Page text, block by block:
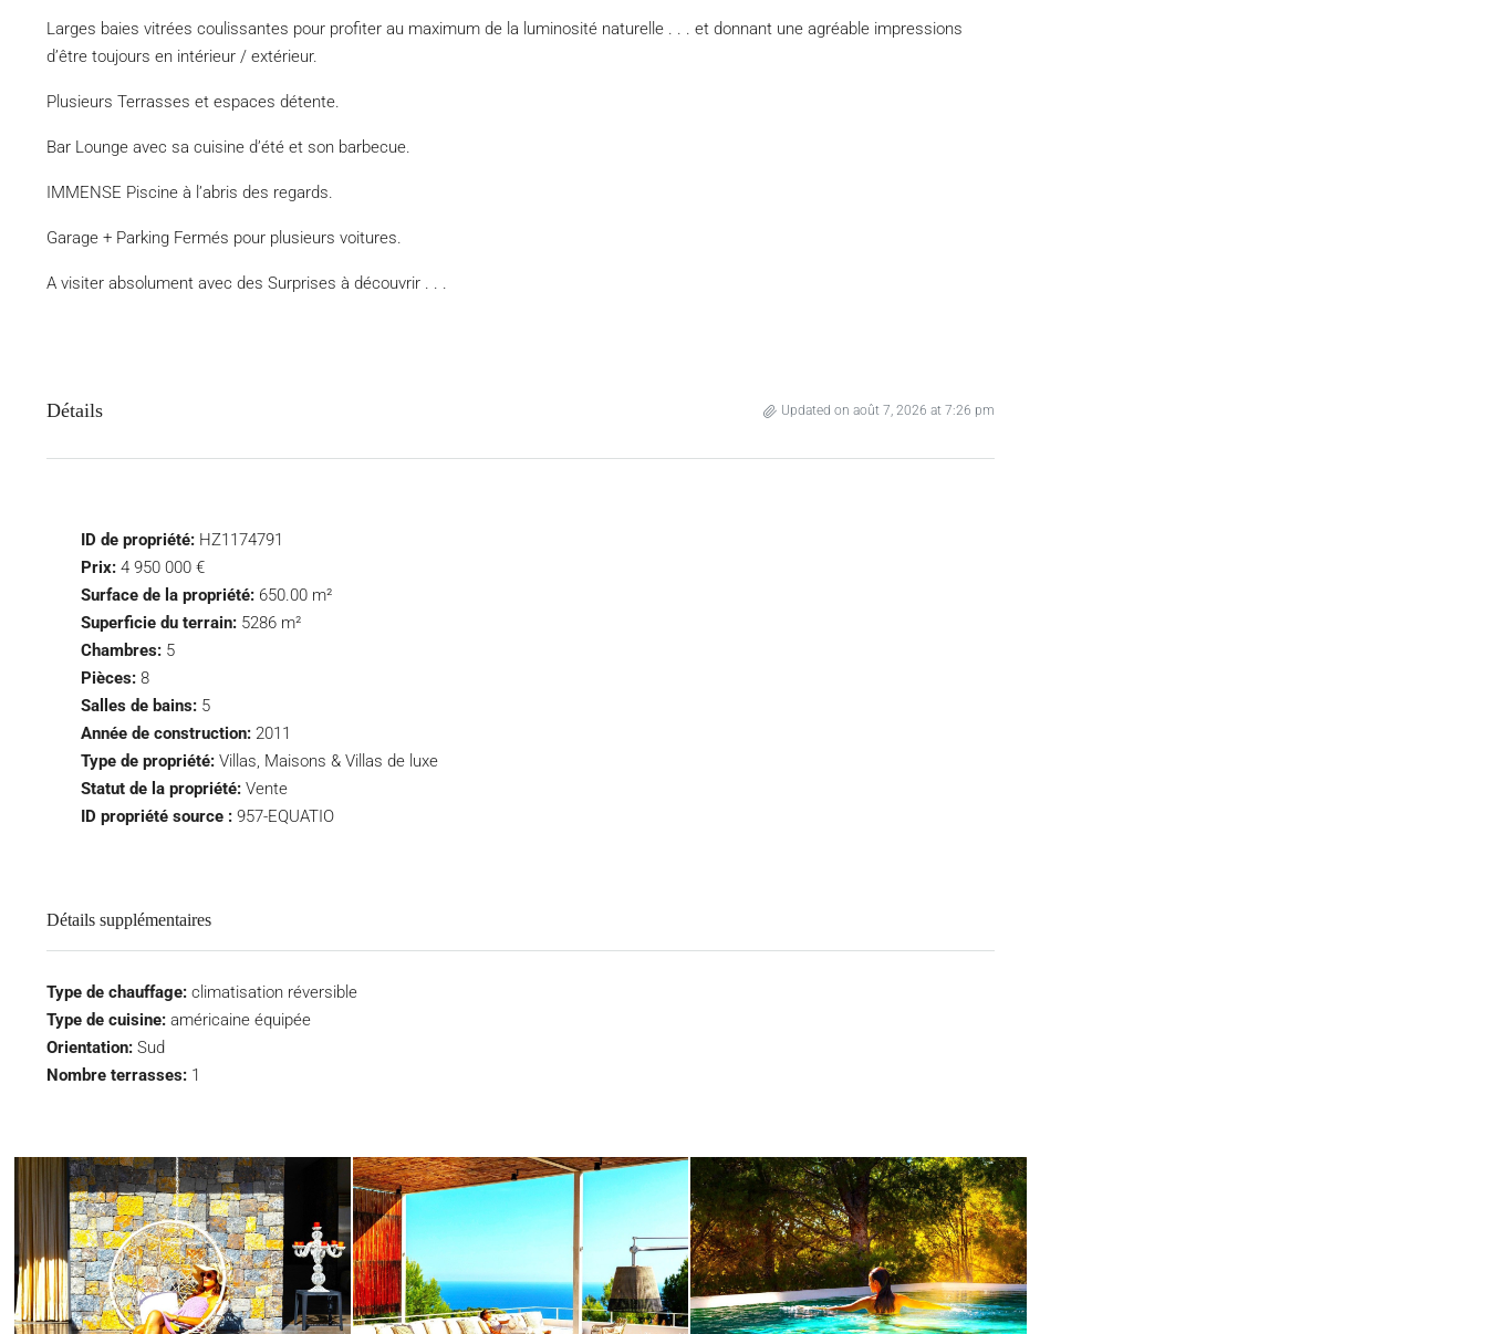
Larges baies vitrées coulissantes pour profiter au maximum de la luminosité naturelle . . . et donnant une agréable impressions
d’être toujours en intérieur / extérieur.
Plusieurs Terrasses et espaces détente.
Bar Lounge avec sa cuisine d’été et son barbecue.
IMMENSE Piscine à l’abris des regards.
Garage + Parking Fermés pour plusieurs voitures.
A visiter absolument avec des Surprises à découvrir . . .
Détails Updated on août 7, 2026 at 7:26 pm
ID de propriété: HZ1174791
Prix: 4 950 000 €
Surface de la propriété: 650.00 m²
Superficie du terrain: 5286 m²
Chambres: 5
Pièces: 8
Salles de bains: 5
Année de construction: 2011
Type de propriété: Villas, Maisons & Villas de luxe
Statut de la propriété: Vente
ID propriété source : 957-EQUATIO
Détails supplémentaires
Type de chauffage: climatisation réversible
Type de cuisine: américaine équipée
Orientation: Sud
Nombre terrasses: 1